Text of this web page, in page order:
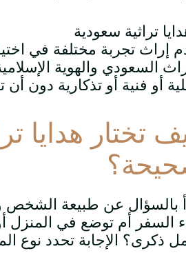
إراث تجربة مختلفة في
السعودي والهوية
أو فنية أو تذكارية دون أن
تختار هدايا
بالسؤال عن طبيعة الشخص
السفر أم توضع في
ذكرى؟ الإجابة تحدد نوع